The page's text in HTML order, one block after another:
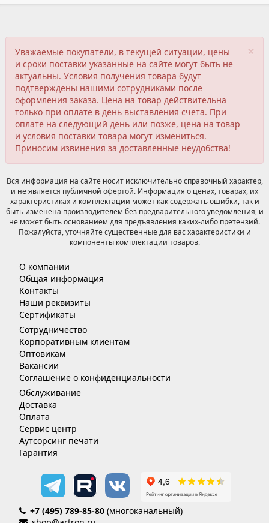
×
Уважаемые покупатели, в текущей ситуации, цены
и сроки поставки указанные на сайте могут быть не
актуальны. Условия получения товара будут
подтверждены нашими сотрудниками после
оформления заказа. Цена на товар действительна
только при оплате в день выставления счета. При
оплате на следующий день или позже, цена на товар
и условия поставки товара могут измениться.
Приносим извинения за доставленные неудобства!
Вся информация на сайте носит исключительно справочный характер,
и не является публичной офертой. Информация о ценах, товарах, их
характеристиках и комплектации может как содержать ошибки, так и
быть изменена производителем без предварительного уведомления, и
не может быть основанием для предъявления каких-либо претензий.
Пожалуйста, уточняйте существенные для вас характеристики и
компоненты комплектации товаров.
О компании
Общая информация
Контакты
Наши реквизиты
Сертификаты
Сотрудничество
Корпоративным клиентам
Оптовикам
Вакансии
Соглашение о конфиденциальности
Обслуживание
Доставка
Оплата
Сервис центр
Аутсорсинг печати
Гарантия
+7 (495) 789-85-80 (многоканальный)